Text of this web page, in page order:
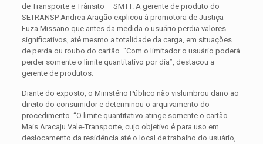
de Transporte e Trânsito – SMTT. A gerente de produto do
SETRANSP Andrea Aragão explicou à promotora de Justiça
Euza Missano que antes da medida o usuário perdia valores
significativos, até mesmo a totalidade da carga, em situações
de perda ou roubo do cartão. “Com o limitador o usuário poderá
perder somente o limite quantitativo por dia”, destacou a
gerente de produtos.
Diante do exposto, o Ministério Público não vislumbrou dano ao
direito do consumidor e determinou o arquivamento do
procedimento. “O limite quantitativo atinge somente o cartão
Mais Aracaju Vale-Transporte, cujo objetivo é para uso em
deslocamento da residência até o local de trabalho do usuário,